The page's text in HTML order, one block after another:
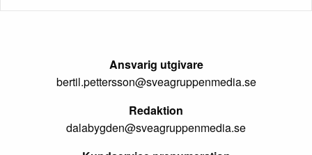
Ansvarig utgivare
bertil.pettersson@sveagruppenmedia.se
Redaktion
dalabygden@sveagruppenmedia.se